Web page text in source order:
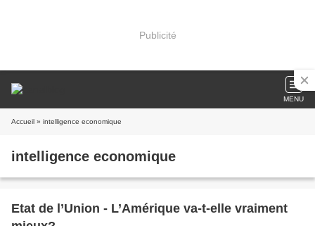
Publicité
MENU
Accueil » intelligence economique
intelligence economique
Etat de l’Union - L’Amérique va-t-elle vraiment